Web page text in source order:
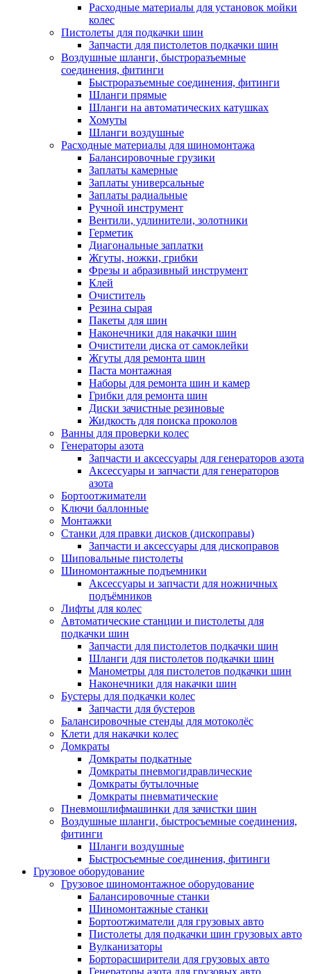
Расходные материалы для установок мойки
колес
Пистолеты для подкачки шин
Запчасти для пистолетов подкачки шин
Воздушные шланги, быстроразъемные
соединения, фитинги
Быстроразъемные соединения, фитинги
Шланги прямые
Шланги на автоматических катушках
Хомуты
Шланги воздушные
Расходные материалы для шиномонтажа
Балансировочные грузики
Заплаты камерные
Заплаты универсальные
Заплаты радиальные
Ручной инструмент
Вентили, удлинители, золотники
Герметик
Диагональные заплатки
Жгуты, ножки, грибки
Фрезы и абразивный инструмент
Клей
Очиститель
Резина сырая
Пакеты для шин
Наконечники для накачки шин
Очистители диска от самоклейки
Жгуты для ремонта шин
Паста монтажная
Наборы для ремонта шин и камер
Грибки для ремонта шин
Диски зачистные резиновые
Жидкость для поиска проколов
Ванны для проверки колес
Генераторы азота
Запчасти и аксессуары для генераторов азота
Аксессуары и запчасти для генераторов
азота
Бортоотжиматели
Ключи баллонные
Монтажки
Станки для правки дисков (дископравы)
Запчасти и аксессуары для дископравов
Шиповальные пистолеты
Шиномонтажные подъемники
Аксессуары и запчасти для ножничных
подъёмников
Лифты для колес
Автоматические станции и пистолеты для
подкачки шин
Запчасти для пистолетов подкачки шин
Шланги для пистолетов подкачки шин
Манометры для пистолетов подкачки шин
Наконечники для накачки шин
Бустеры для подкачки колес
Запчасти для бустеров
Балансировочные стенды для мотоколёс
Клети для накачки колес
Домкраты
Домкраты подкатные
Домкраты пневмогидравлические
Домкраты бутылочные
Домкраты пневматические
Пневмошлифмашинки для зачистки шин
Воздушные шланги, быстросъемные соединения,
фитинги
Шланги воздушные
Быстросъемные соединения, фитинги
Грузовое оборудование
Грузовое шиномонтажное оборудование
Балансировочные станки
Шиномонтажные станки
Бортоотжиматели для грузовых авто
Пистолеты для подкачки шин грузовых авто
Вулканизаторы
Борторасширители для грузовых авто
Генераторы азота для грузовых авто